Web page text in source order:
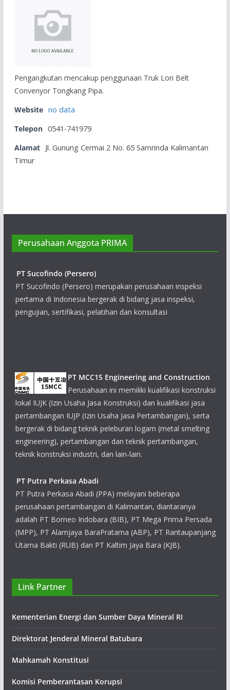
Pengangkutan mencakup penggunaan Truk Lori Belt
Convenyor Tongkang Pipa.
Website no data
Telepon 0541-741979
Alamat Jl. Gunung Cermai 2 No. 65 Samrinda Kalimantan
Timur
Perusahaan Anggota PRIMA
PT Sucofindo (Persero)
PT Sucofindo (Persero) merupakan perusahaan inspeksi
pertama di Indonesia bergerak di bidang jasa inspeksi,
pengujian, sertifikasi, pelatihan dan konsultasi
PT MCC15 Engineering and Construction
Perusahaan ini memiliki kualifikasi konstruksi
lokal IUJK (Izin Usaha Jasa Konstruksi) dan kualifikasi jasa
pertambangan IUJP (Izin Usaha Jasa Pertambangan), serta
bergerak di bidang teknik peleburan logam (metal smelting
engineering), pertambangan dan teknik pertambangan,
teknik konstruksi industri, dan lain-lain.
PT Putra Perkasa Abadi
PT Putra Perkasa Abadi (PPA) melayani beberapa
perusahaan pertambangan di Kalimantan, diantaranya
adalah PT Borneo Indobara (BIB), PT Mega Prima Persada
(MPP), PT Alamjaya BaraPratama (ABP), PT Rantaupanjang
Utama Bakti (RUB) dan PT Kaltim Jaya Bara (KJB).
Kegiatan utama Perseroan saat ini adalah
pertambangan, jasa penambangan umum,
pemeliharaan dan perawatan peralatan.
Link Partner
Kementerian Energi dan Sumber Daya Mineral RI
Direktorat Jenderal Mineral Batubara
Mahkamah Konstitusi
Komisi Pemberantasan Korupsi